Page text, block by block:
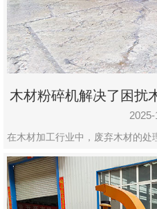
木材粉碎机解决了困扰
在木材加工行业中，废弃木材的处